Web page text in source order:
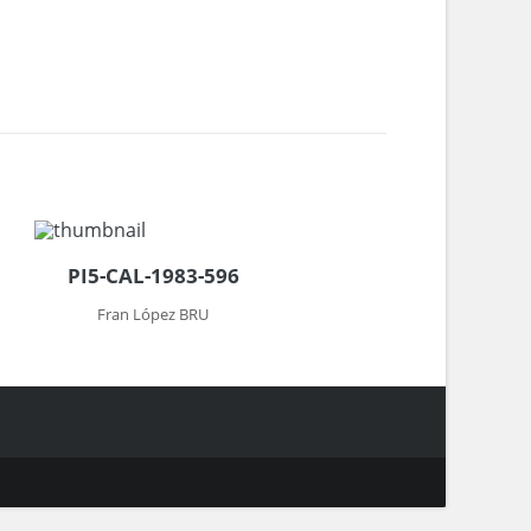
PI5-CAL-1983-596
Fran López BRU